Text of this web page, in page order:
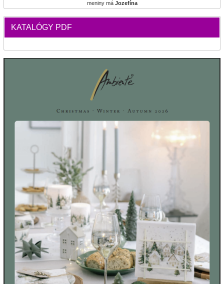
meniny má Jozefína
KATALÓGY PDF